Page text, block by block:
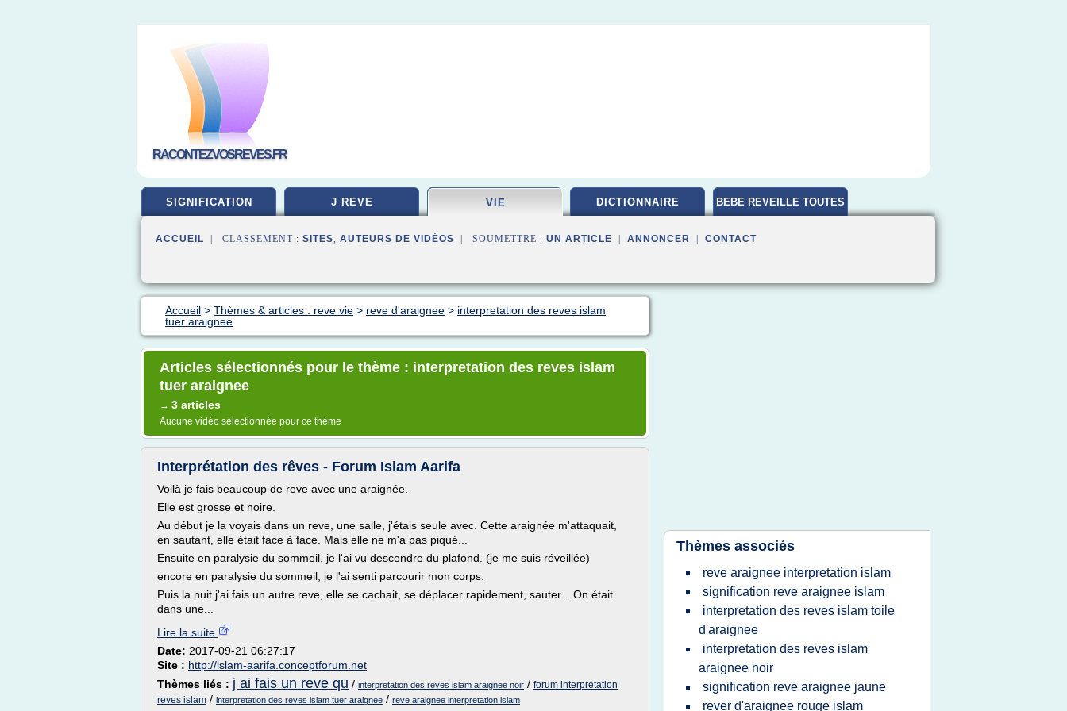
RACONTEZVOSREVES.FR
SIGNIFICATION J REVE VIE DICTIONNAIRE BEBE REVEILLE TOUTES
ACCUEIL | CLASSEMENT : SITES, AUTEURS DE VIDÉOS | SOUMETTRE : UN ARTICLE ANNONCER CONTACT
Accueil > Thèmes & articles : reve vie > reve d'araignee > interpretation des reves islam
tuer araignee
Articles sélectionnés pour le thème : interpretation des reves islam
tuer araignee
→ 3 articles
Aucune vidéo sélectionnée pour ce thème
Interprétation des rêves - Forum Islam Aarifa
Voilà je fais beaucoup de reve avec une araignée.
Elle est grosse et noire.
Au début je la voyais dans un reve, une salle, j'étais seule avec. Cette araignée m'attaquait,
en sautant, elle était face à face. Mais elle ne m'a pas piqué...
Ensuite en paralysie du sommeil, je l'ai vu descendre du plafond. (je me suis réveillée)
encore en paralysie du sommeil, je l'ai senti parcourir mon corps.
Puis la nuit j'ai fais un autre reve, elle se cachait, se déplacer rapidement, sauter... On était
dans une...
Lire la suite
Date: 2017-09-21 06:27:17
Site : http://islam-aarifa.conceptforum.net
Thèmes liés : j ai fais un reve qu / interpretation des reves islam araignee noir / forum interpretation
reves islam / interpretation des reves islam tuer araignee / reve araignee interpretation islam
Thèmes associés
reve araignee interpretation islam
signification reve araignee islam
interpretation des reves islam toile
d'araignee
interpretation des reves islam
araignee noir
signification reve araignee jaune
rever d'araignee rouge islam